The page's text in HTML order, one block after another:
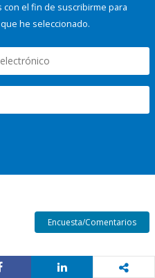
el fin de suscribirme para
he seleccionado.
Encuesta/Comentarios